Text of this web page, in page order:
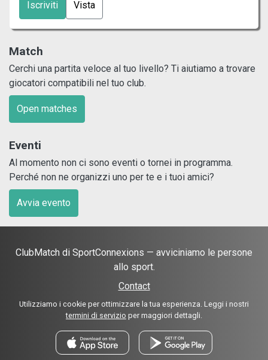
Iscriviti Vista
Match
Cerchi una partita veloce al tuo livello? Ti aiutiamo a trovare
giocatori compatibili nel tuo club.
Open matches
Eventi
Al momento non ci sono eventi o tornei in programma.
Perché non ne organizzi uno per te e i tuoi amici?
Avvia evento
ClubMatch di SportConnexions — avviciniamo le persone
allo sport.
Contact
Utilizziamo i cookie per ottimizzare la tua esperienza. Leggi i nostri
termini di servizio per maggiori dettagli.